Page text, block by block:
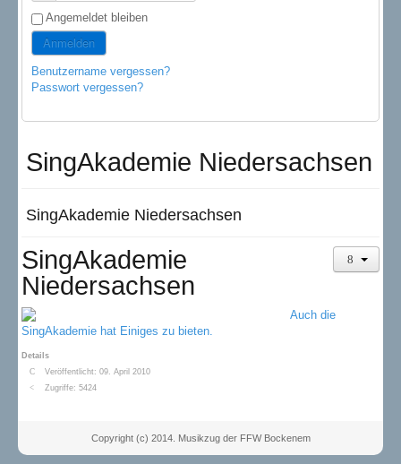
Angemeldet bleiben
Anmelden
Benutzername vergessen?
Passwort vergessen?
SingAkademie Niedersachsen
SingAkademie Niedersachsen
SingAkademie
Niedersachsen
Auch die
SingAkademie hat Einiges zu bieten.
Details
Veröffentlicht: 09. April 2010
Zugriffe: 5424
Copyright (c) 2014. Musikzug der FFW Bockenem